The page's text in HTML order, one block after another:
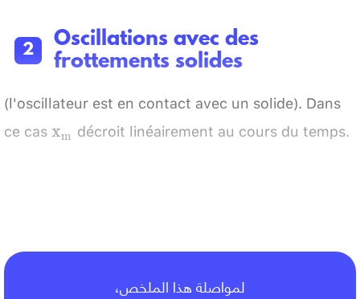
Oscillations avec des
frottements solides
(l'oscillateur est en contact avec un solide). Dans
ce cas\mathrm{x}_{\mathrm{m}}
xm décroit linéairement au cours du temps.
لمواصلة هذا الملخص،